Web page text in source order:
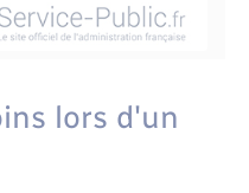
lors d'un